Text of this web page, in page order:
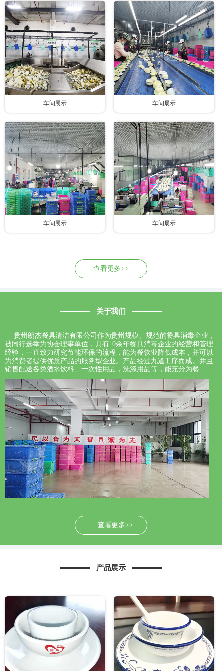
车间展示 车间展示
车间展示 车间展示
查看更多>>
关于我们
贵州朗杰餐具清洁有限公司作为贵州规模、规范的餐具消毒企业，
被同行选举为协会理事单位，具有10余年餐具消毒企业的经营和管理
经验，一直致力研究节能环保的流程，能为餐饮业降低成本，并可以
为消费者提供优质产品的服务型企业。产品经过九道工序而成。并且
销售配送各类酒水饮料、一次性用品，洗涤用品等，能充分为餐...
查看更多>>
产品展示